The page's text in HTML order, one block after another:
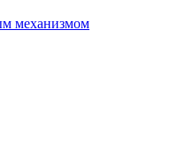
механизмом